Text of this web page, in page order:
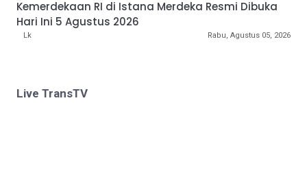
Kemerdekaan RI di Istana Merdeka Resmi Dibuka
Hari Ini 5 Agustus 2026
Lk Rabu, Agustus 05, 2026
Live TransTV